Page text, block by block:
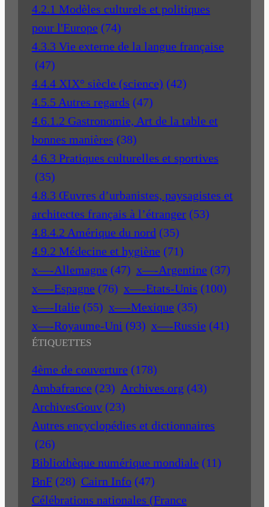
4.2.1 Modèles culturels et politiques
pour l'Europe (74)
4.3.3 Vie externe de la langue française
(47)
4.4.4 XIX° siècle (science) (42)
4.5.5 Autres regards (47)
4.6.1.2 Gastronomie, Art de la table et
bonnes manières (38)
4.6.3 Pratiques culturelles et sportives
(35)
4.8.3 Œuvres d’urbanistes, paysagistes et
architectes français à l’étranger (53)
4.8.4.2 Amérique du nord (35)
4.9.2 Médecine et hygiène (71)
x—-Allemagne (47) x—-Argentine (37)
x—-Espagne (76) x—-Etats-Unis (100)
x—-Italie (55) x—-Mexique (35)
x—-Royaume-Uni (93) x—-Russie (41)
ÉTIQUETTES
4ème de couverture (178)
Ambafrance (23) Archives.org (43)
ArchivesGouv (23)
Autres encyclopédies et dictionnaires
(26)
Bibliothèque numérique mondiale (11)
BnF (28) Cairn Info (47)
Célébrations nationales (France